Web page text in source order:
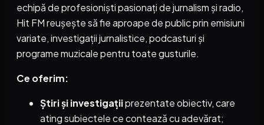
echipă de profesioniști pasionați de jurnalism și radio,
Hit FM reușește să fie aproape de public prin emisiuni
variate, investigații jurnalistice, podcasturi și
programe muzicale pentru toate gusturile.
Ce oferim:
Știri și investigațiiprezentate obiectiv, care
ating subiectele ce contează cu adevărat;